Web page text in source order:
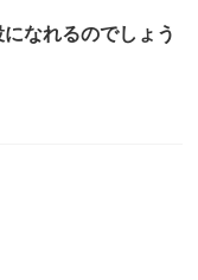
なれるのでしょう